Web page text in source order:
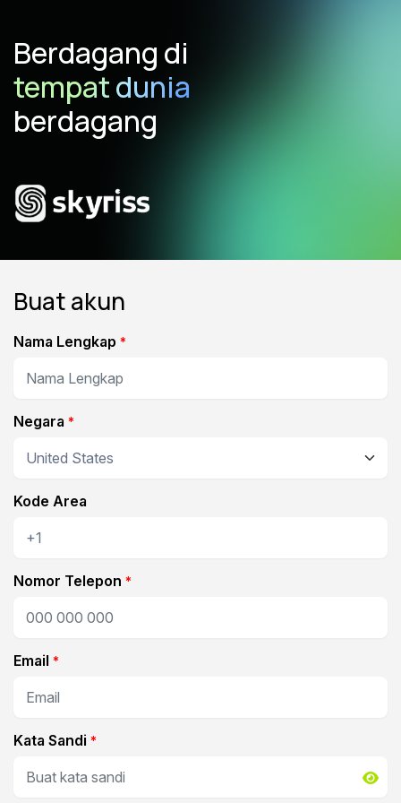
Berdagang di
tempat dunia
berdagang
Buat akun
Nama Lengkap *
Negara *
Kode Area
Nomor Telepon *
Email *
Kata Sandi *